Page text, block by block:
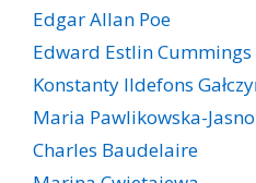
Edgar Allan Poe
Edward Estlin Cummings
Konstanty Ildefons
Maria Pawlikowska-
Charles Baudelaire